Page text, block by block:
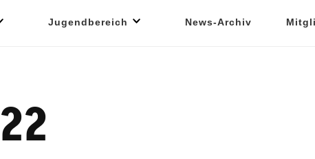
Jugendbereich News-Archiv